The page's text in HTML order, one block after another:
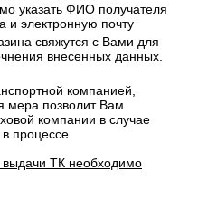
указать ФИО получателя
и электронную почту
свяжутся с Вами для
внесенных данных.
компанией,
мера позволит Вам
компании в случае
процессе
выдачи ТК необходимо